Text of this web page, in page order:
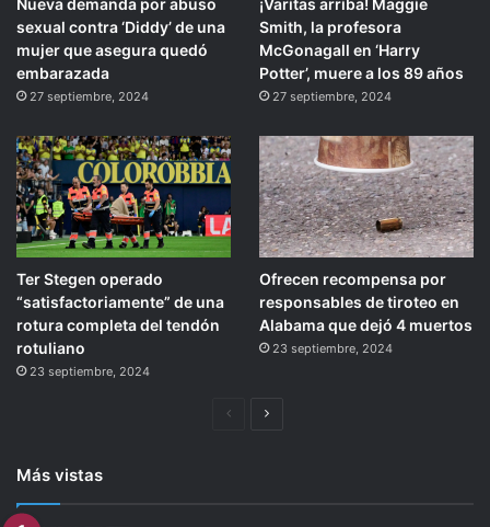
Nueva demanda por abuso
sexual contra ‘Diddy’ de una
mujer que asegura quedó
embarazada
27 septiembre, 2024
¡Varitas arriba! Maggie
Smith, la profesora
McGonagall en ‘Harry
Potter’, muere a los 89 años
27 septiembre, 2024
Ter Stegen operado
“satisfactoriamente” de una
rotura completa del tendón
rotuliano
23 septiembre, 2024
Ofrecen recompensa por
responsables de tiroteo en
Alabama que dejó 4 muertos
23 septiembre, 2024
PáginaSiguiente
Más vistas